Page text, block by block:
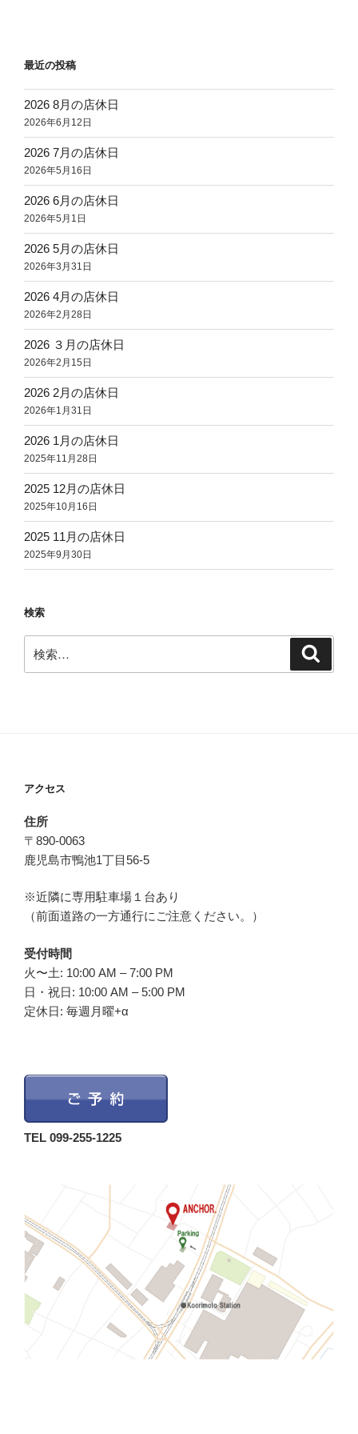
ン
最近の投稿
2026 8月の店休日
2026年6月12日
2026 7月の店休日
2026年5月16日
2026 6月の店休日
2026年5月1日
2026 5月の店休日
2026年3月31日
2026 4月の店休日
2026年2月28日
2026 ３月の店休日
2026年2月15日
2026 2月の店休日
2026年1月31日
2026 1月の店休日
2025年11月28日
2025 12月の店休日
2025年10月16日
2025 11月の店休日
2025年9月30日
検索
索:
アクセス
住所
〒890-0063
鹿児島市鴨池1丁目56-5
※近隣に専用駐車場１台あり
（前面道路の一方通行にご注意ください。）
受付時間
火〜土: 10:00 AM – 7:00 PM
日・祝日: 10:00 AM – 5:00 PM
定休日: 毎週月曜+α
TEL 099-255-1225